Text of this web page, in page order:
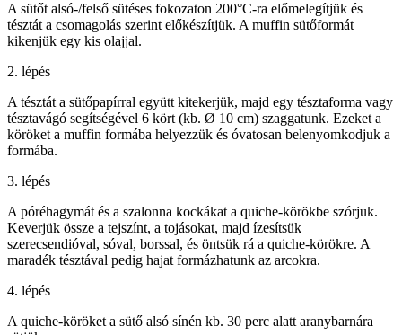
A sütőt alsó-/felső sütéses fokozaton 200°C-ra előmelegítjük és
tésztát a csomagolás szerint előkészítjük. A muffin sütőformát
kikenjük egy kis olajjal.
2. lépés
A tésztát a sütőpapírral együtt kitekerjük, majd egy tésztaforma vagy
tésztavágó segítségével 6 kört (kb. Ø 10 cm) szaggatunk. Ezeket a
köröket a muffin formába helyezzük és óvatosan belenyomkodjuk a
formába.
3. lépés
A póréhagymát és a szalonna kockákat a quiche-körökbe szórjuk.
Keverjük össze a tejszínt, a tojásokat, majd ízesítsük
szerecsendióval, sóval, borssal, és öntsük rá a quiche-körökre. A
maradék tésztával pedig hajat formázhatunk az arcokra.
4. lépés
A quiche-köröket a sütő alsó sínén kb. 30 perc alatt aranybarnára